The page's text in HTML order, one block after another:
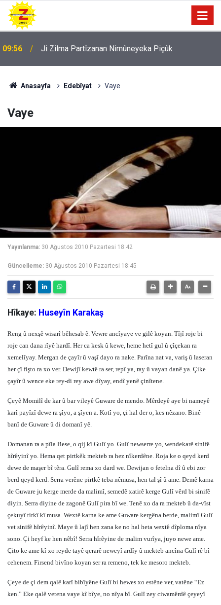
09:56 Ji Zilma Partîzanan Nimûneyeka Piçûk
Anasayfa Edebîyat Vaye
Vaye
Yayınlanma: 30 Ağustos 2010 Pazartesi 18:42
Güncelleme: 30 Ağustos 2010 Pazartesi 18:45
Hîkaye: Huseyîn Karakaş
Reng û nexşê wisarî bêhesab ê. Vewre ancîyaye ve gilê koyan. Tîjî roje bi
roje can dana rîyê hardî. Her ca kesk û kewe, heme hetî gul û çîçekan ra
xemelîyay. Mergan de çayîr û vaşî dayo ra nake. Parîna nat va, variş û laseran
her çî fişto ra xo ver. Dewijî kewtê ra ser, repî ya, ray û vayan danê ya. Çike
çayîr û wence eke rey-di rey awe dîyay, endî yenê çinîtene.
Çeyê Momilî de kar û bar vileyê Guware de mendo. Mêrdeyê aye bi nameyê
karî payîzî dewe ra şîyo, a şîyen a. Kotî yo, çi hal der o, kes nêzano. Binê
banî de Guware û di domanî yê.
Domanan ra a pîla Bese, o qij kî Gulî yo. Gulî newserre yo, wendekarê sinifê
hîrêyinî yo. Hema qet pirtkêk mekteb ra hez nîkerdêne. Roja ke o qeyd kerd
dewe de maşer bî têra. Gulî rema xo dard we. Dewijan o fetelna dî û ebi zor
berd qeyd kerd. Serra verêne pirtkê teba nêmusa, hen tal şî û ame. Demê karna
de Guware ju kerge merde da malimî, semedê xatirê kerge Gulî vêrd bi sinifê
diyin. Serra diyine de zagonê Gulî pira bî we. Tenê xo da ra mekteb û da-vîst
çekuyî tirkî kî musa. Wextê karna ke ame Guware kergêna berde, malimî Gulî
vet sinifê hîrêyinî. Maye û lajî hen zana ke no hal heta wextê dîploma nîya
sono. Çi heyf ke hen nêbî! Serra hîrêyine de malim vurîya, juyo newe ame.
Çito ke ame kî xo reyde tayê qerarê neweyî ardîy û mekteb ancîna Gulî rê bî
cehenem. Firsend bivîno koyan ser ra remeno, tek ke mesoro mekteb.
Çeye de çi dem qalê karî bibîyêne Gulî bi hewes xo estêne ver, vatêne “Ez
ken.” Eke qalê vetena vaye kî bîye, no nîya bî. Gulî zey ciwamêrdê çeyeyî